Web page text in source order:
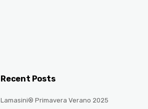
Recent Posts
Lamasini® Primavera Verano 2025